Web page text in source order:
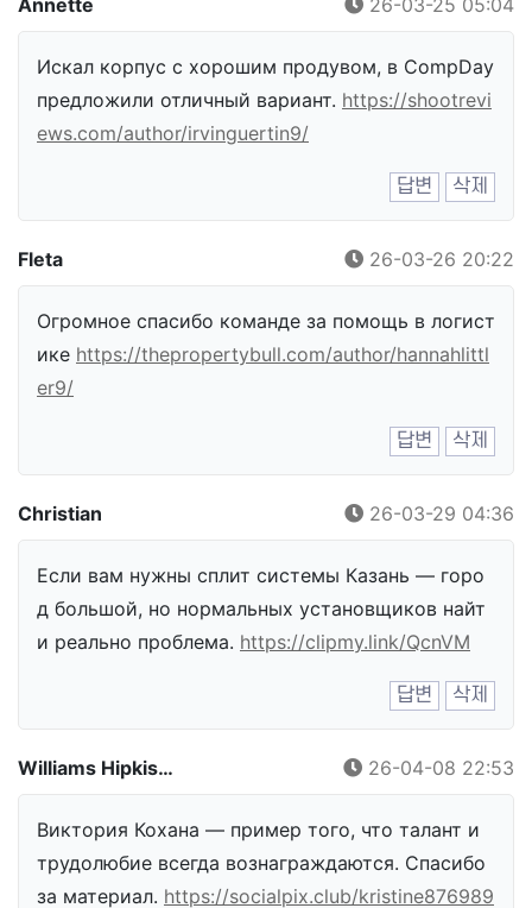
Искал корпус с хорошим продувом, в CompDay
предложили отличный вариант. https://shootrevi
ews.com/author/irvinguertin9/
답변 삭제
Fleta 26-03-26 20:22
Огромное спасибо команде за помощь в логист
ике https://thepropertybull.com/author/hannahlittl
er9/
답변 삭제
Christian 26-03-29 04:36
Если вам нужны сплит системы Казань — горо
д большой, но нормальных установщиков найт
и реально проблема. https://clipmy.link/QcnVM
답변 삭제
Williams Hipkis… 26-04-08 22:53
Виктория Кохана — пример того, что талант и
трудолюбие всегда вознаграждаются. Спасибо
за материал. https://socialpix.club/kristine876989